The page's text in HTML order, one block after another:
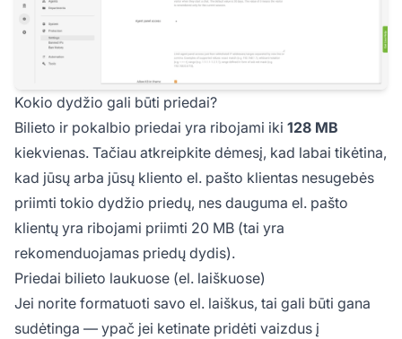
Kokio dydžio gali būti priedai?
Bilieto ir pokalbio priedai yra ribojami iki 128 MB
kiekvienas. Tačiau atkreipkite dėmesį, kad labai tikėtina,
kad jūsų arba jūsų kliento el. pašto klientas nesugebės
priimti tokio dydžio priedų, nes dauguma el. pašto
klientų yra ribojami priimti 20 MB (tai yra
rekomenduojamas priedų dydis).
Priedai bilieto laukuose (el. laiškuose)
Jei norite formatuoti savo el. laiškus, tai gali būti gana
sudėtinga — ypač jei ketinate pridėti vaizdus į